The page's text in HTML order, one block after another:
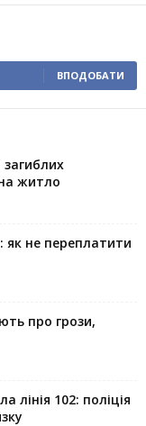
ВПОДОБАТИ
житло
як не переплатити
про грози,
102: поліція